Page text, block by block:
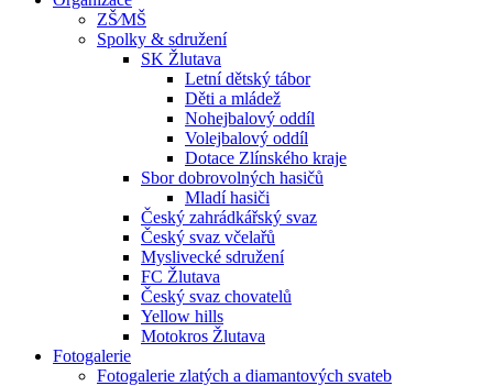
ZŠ⁄MŠ
Spolky & sdružení
SK Žlutava
Letní dětský tábor
Děti a mládež
Nohejbalový oddíl
Volejbalový oddíl
Dotace Zlínského kraje
Sbor dobrovolných hasičů
Mladí hasiči
Český zahrádkářský svaz
Český svaz včelařů
Myslivecké sdružení
FC Žlutava
Český svaz chovatelů
Yellow hills
Motokros Žlutava
Fotogalerie
Fotogalerie zlatých a diamantových svateb